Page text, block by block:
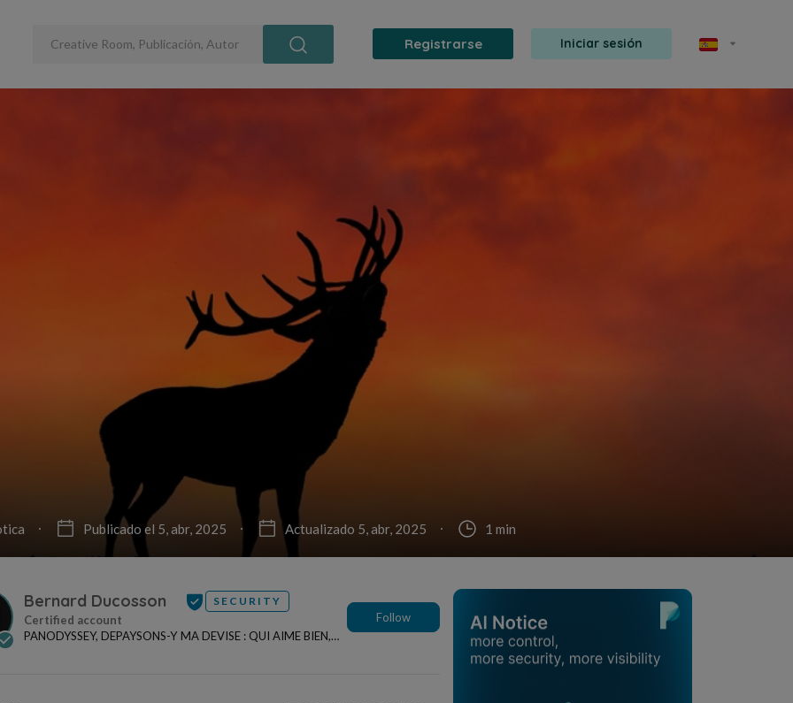
Registrarse Iniciar sesión
Publicado el 5, abr, 2025 Actualizado 5, abr, 2025 1 min
Bernard Ducosson SECURITY
PANODYSSEY, DEPAYSONS-Y MA DEVISE : QUI AIME BIEN,
Follow